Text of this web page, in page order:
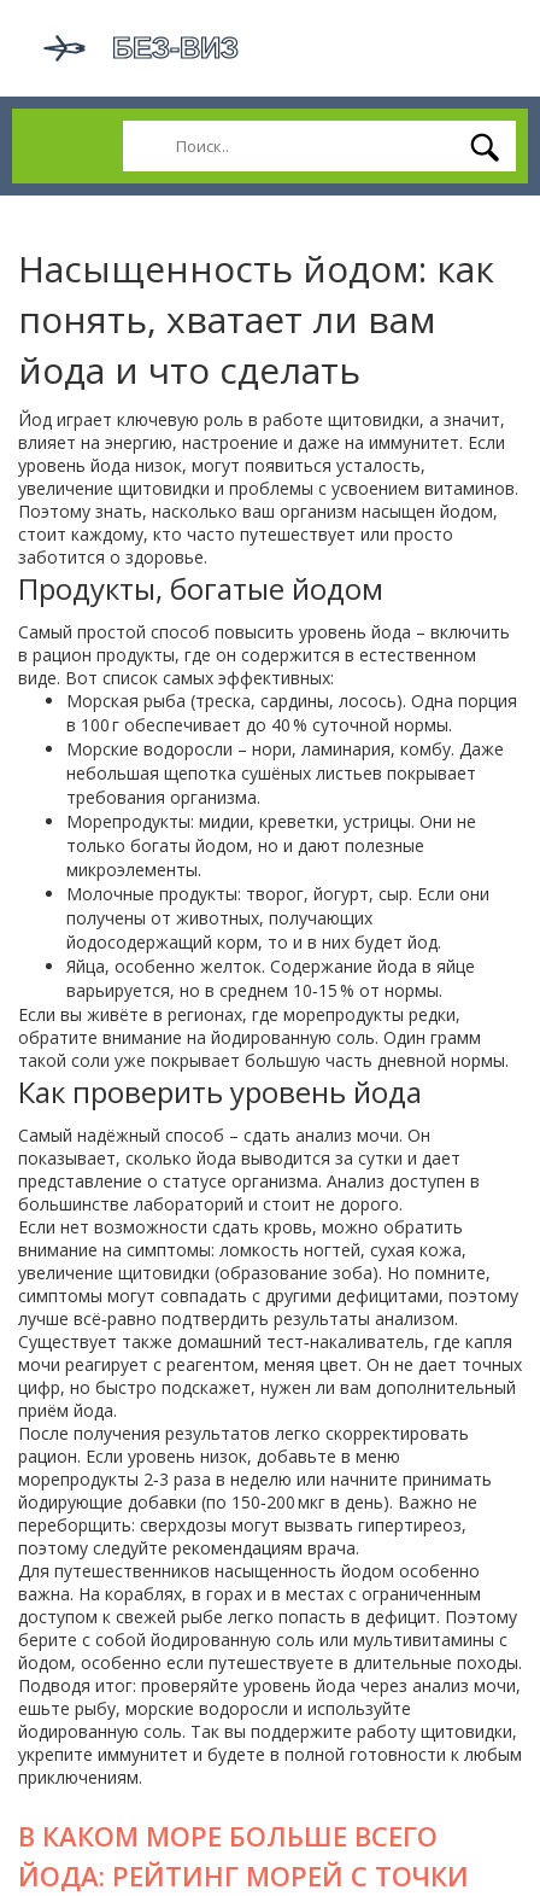
Насыщенность йодом: как
понять, хватает ли вам
йода и что сделать
Йод играет ключевую роль в работе щитовидки, а значит,
влияет на энергию, настроение и даже на иммунитет. Если
уровень йода низок, могут появиться усталость,
увеличение щитовидки и проблемы с усвоением витаминов.
Поэтому знать, насколько ваш организм насыщен йодом,
стоит каждому, кто часто путешествует или просто
заботится о здоровье.
Продукты, богатые йодом
Самый простой способ повысить уровень йода – включить
в рацион продукты, где он содержится в естественном
виде. Вот список самых эффективных:
Морская рыба (треска, сардины, лосось). Одна порция
в 100 г обеспечивает до 40 % суточной нормы.
Морские водоросли – нори, ламинария, комбу. Даже
небольшая щепотка сушёных листьев покрывает
требования организма.
Морепродукты: мидии, креветки, устрицы. Они не
только богаты йодом, но и дают полезные
микроэлементы.
Молочные продукты: творог, йогурт, сыр. Если они
получены от животных, получающих
йодосодержащий корм, то и в них будет йод.
Яйца, особенно желток. Содержание йода в яйце
варьируется, но в среднем 10‑15 % от нормы.
Если вы живёте в регионах, где морепродукты редки,
обратите внимание на йодированную соль. Один грамм
такой соли уже покрывает большую часть дневной нормы.
Как проверить уровень йода
Самый надёжный способ – сдать анализ мочи. Он
показывает, сколько йода выводится за сутки и дает
представление о статусе организма. Анализ доступен в
большинстве лабораторий и стоит не дорого.
Если нет возможности сдать кровь, можно обратить
внимание на симптомы: ломкость ногтей, сухая кожа,
увеличение щитовидки (образование зоба). Но помните,
симптомы могут совпадать с другими дефицитами, поэтому
лучше всё‑равно подтвердить результаты анализом.
Существует также домашний тест‑накаливатель, где капля
мочи реагирует с реагентом, меняя цвет. Он не дает точных
цифр, но быстро подскажет, нужен ли вам дополнительный
приём йода.
После получения результатов легко скорректировать
рацион. Если уровень низок, добавьте в меню
морепродукты 2‑3 раза в неделю или начните принимать
йодирующие добавки (по 150‑200 мкг в день). Важно не
переборщить: сверхдозы могут вызвать гипертиреоз,
поэтому следуйте рекомендациям врача.
Для путешественников насыщенность йодом особенно
важна. На кораблях, в горах и в местах с ограниченным
доступом к свежей рыбе легко попасть в дефицит. Поэтому
берите с собой йодированную соль или мультивитамины с
йодом, особенно если путешествуете в длительные походы.
Подводя итог: проверяйте уровень йода через анализ мочи,
ешьте рыбу, морские водоросли и используйте
йодированную соль. Так вы поддержите работу щитовидки,
укрепите иммунитет и будете в полной готовности к любым
приключениям.
В КАКОМ МОРЕ БОЛЬШЕ ВСЕГО
ЙОДА: РЕЙТИНГ МОРЕЙ С ТОЧКИ